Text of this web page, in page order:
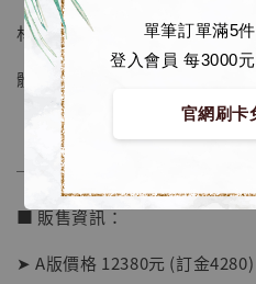
單筆訂單滿5
登入會員 每3000
官網刷卡
材質：進口樹脂+進口PU
體數：限量99體
──────────────
■ 販售資訊：
➤ A版價格 12380元 (訂金4280)